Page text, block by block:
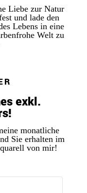
Liebe zur Natur
und lade den
Lebens in eine
Welt zu
exkl.
monatliche
Sie erhalten im
von mir!